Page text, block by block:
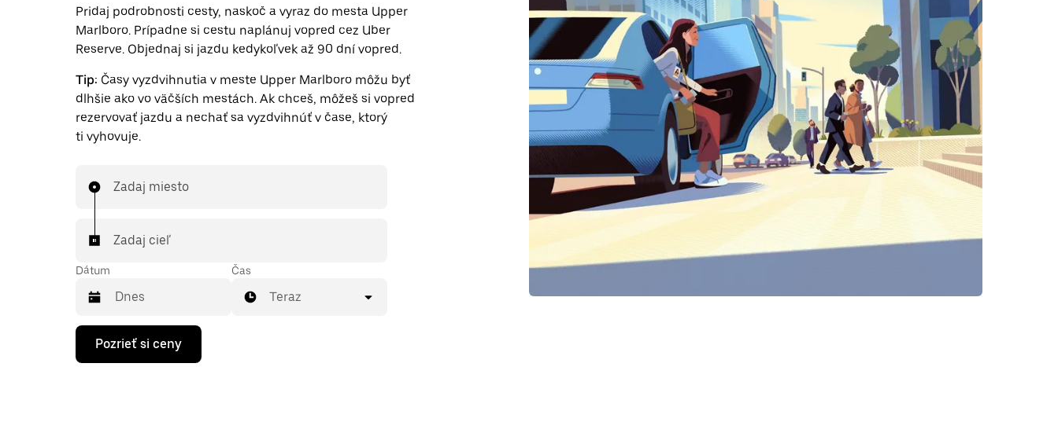
Pridaj podrobnosti cesty, naskoč a vyraz do mesta Upper
Marlboro. Prípadne si cestu naplánuj vopred cez Uber
Reserve. Objednaj si jazdu kedykoľvek až 90 dní vopred.
Tip: Časy vyzdvihnutia v meste Upper Marlboro môžu byť
dlhšie ako vo väčších mestách. Ak chceš, môžeš si vopred
rezervovať jazdu a nechať sa vyzdvihnúť v čase, ktorý
ti vyhovuje.
Zadaj miesto
Zadaj cieľ
Dátum
Stlačením
šípky
nadol
Čas
Teraz
Pozrieť si ceny